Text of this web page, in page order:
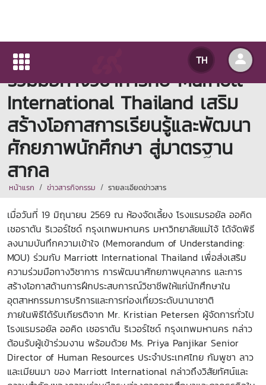
TH
มหาวิทยาลัยแม่โจ้ ลงนามความ
ร่วมมือทางวิชาการกับ Marriott
International Thailand เสริม
สร้างโอกาสการเรียนรู้และพัฒนา
ศักยภาพนักศึกษา สู่มาตรฐาน
สากล
หน้าแรก ข่าวสารกิจกรรม รายละเอียดข่าวสาร
เมื่อวันที่ 19 มิถุนายน 2569 ณ ห้องจัดเลี้ยง โรงแรมรอยัล ออคิด
เชอราตัน ริเวอร์ไซด์ กรุงเทพมหานคร มหาวิทยาลัยแม่โจ้ ได้จัดพิธี
ลงนามบันทึกความเข้าใจ (Memorandum of Understanding:
MOU) ร่วมกับ Marriott International Thailand เพื่อส่งเสริม
ความร่วมมือทางวิชาการ การพัฒนาศักยภาพบุคลากร และการ
สร้างโอกาสด้านการฝึกประสบการณ์วิชาชีพให้แก่นักศึกษาใน
อุตสาหกรรมการบริการและการท่องเที่ยวระดับนานาชาติ
ภายในพิธีได้รับเกียรติจาก Mr. Kristian Petersen ผู้จัดการทั่วไป
โรงแรมรอยัล ออคิด เชอราตัน ริเวอร์ไซด์ กรุงเทพมหานคร กล่าว
ต้อนรับผู้เข้าร่วมงาน พร้อมด้วย Ms. Priya Panjikar Senior
Director of Human Resources ประจำประเทศไทย กัมพูชา ลาว
และเมียนมา ของ Marriott International กล่าวถึงวิสัยทัศน์และ